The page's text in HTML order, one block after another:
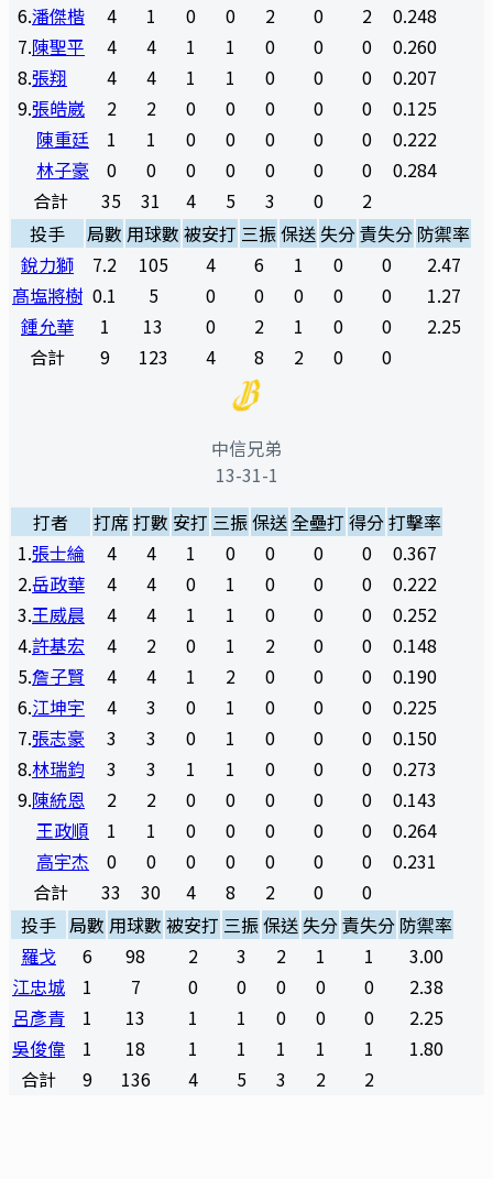
6.潘傑楷 4 1 0 0 2 0 2
0.248
7.陳聖平 4 4 1 1 0 0 0
0.260
8.張翔 4 4 1 1 0 0 0
0.207
9.張皓崴 2 2 0 0 0 0 0
0.125
陳重廷
1 1 0 0 0 0 0
0.222
林子豪
0 0 0 0 0 0 0
0.284
合計
35 31 4 5 3 0
2
投手
局數 用球數 被安打 三振保送失分責失分 防禦率
銳力獅
7.2 105 4 6 1 0 0
2.47
髙塩將樹 0.1 5 0 0 0 0 0
1.27
鍾允華
1 13 0 2 1 0 0
2.25
合計
9 123 4 8 2 0 0
中信兄弟
13-31-1
打者
打席打數 安打 三振保送全壘打 得分打擊率
1.張士綸 4 4 1 0 0 0 0
0.367
2.岳政華 4 4 0 1 0 0 0
0.222
3.王威晨 4 4 1 1 0 0 0
0.252
4.許基宏 4 2 0 1 2 0 0
0.148
5.詹子賢 4 4 1 2 0 0 0
0.190
6.江坤宇 4 3 0 1 0 0 0
0.225
7.張志豪 3 3 0 1 0 0 0
0.150
8.林瑞鈞 3 3 1 1 0 0 0
0.273
9.陳統恩 2 2 0 0 0 0 0
0.143
王政順
1 1 0 0 0 0 0
0.264
高宇杰
0 0 0 0 0 0 0
0.231
合計
33 30 4 8 2 0
0
投手 局數 用球數 被安打 三振保送失分責失分 防禦率
羅戈
6 98 2 3 2 1 1
3.00
江忠城
1 7 0 0 0 0 0
2.38
呂彥青
1 13 1 1 0 0 0
2.25
吳俊偉
1 18 1 1 1 1 1
1.80
合計
9 136 4 5 3 2 2